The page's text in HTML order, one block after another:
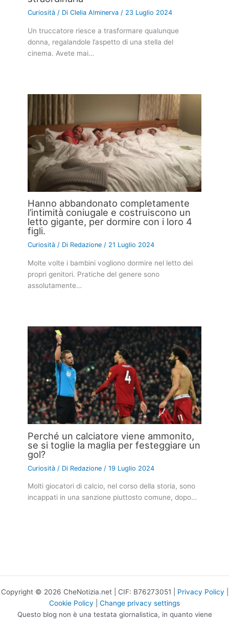
Curiosità / DiClelia Alminerva/ 23 Luglio 2024
Un truccatore riesce a trasformare qualunque
donna, regalandole l’aspetto di una stella del
cinema. Avete mai…
Hanno abbandonato completamente
l’intimità coniugale e costruiscono un
letto gigante, per dormire con i loro 4
figli.
Curiosità / Di Redazione/ 21 Luglio 2024
Molte volte i bambini vogliono dormire nel letto dei
propri genitori. Pratiche del genere sono
assolutamente…
Perché un calciatore viene ammonito,
se si toglie la maglia per festeggiare un
gol?
Curiosità / Di Redazione /19 Luglio 2024
Molti giocatori di calcio, nel corso della storia, sono
incappati in una sanzione piuttosto comune, dopo…
Copyright © 2026 CheNotizia.net | CIF: B76273051 | Privacy Policy
Cookie Policy
Change privacy settings
Questo blog non è una testata giornalistica, in quanto viene